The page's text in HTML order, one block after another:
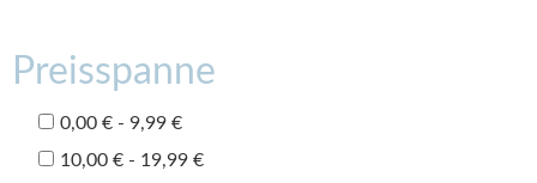
Preisspanne
0,00 € - 9,99 €
10,00 € - 19,99 €